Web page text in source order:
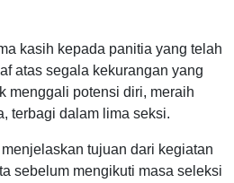
kasih kepada panitia yang telah
atas segala kekurangan yang
menggali potensi diri, meraih
terbagi dalam lima seksi.
tujuan dari kegiatan
sebelum mengikuti masa seleksi